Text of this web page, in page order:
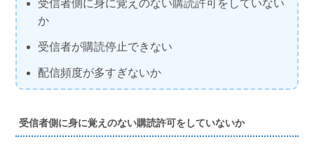
受信者側に身に覚えのない購読許可をしていない
か
受信者が購読停止できない
配信頻度が多すぎないか
受信者側に身に覚えのない購読許可をしていないか